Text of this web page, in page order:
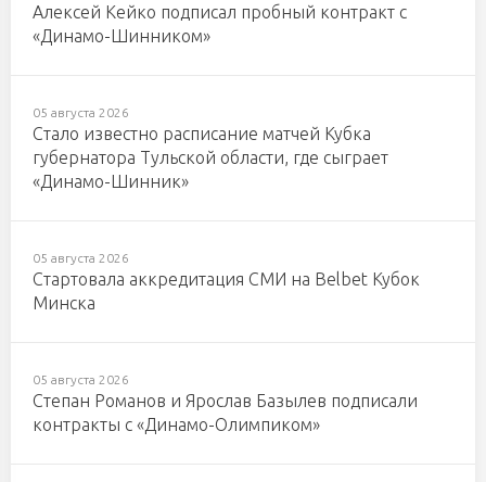
Алексей Кейко подписал пробный контракт с
«Динамо-Шинником»
05 августа 2026
Стало известно расписание матчей Кубка
губернатора Тульской области, где сыграет
«Динамо-Шинник»
05 августа 2026
Стартовала аккредитация СМИ на Belbet Кубок
Минска
05 августа 2026
Степан Романов и Ярослав Базылев подписали
контракты с «Динамо-Олимпиком»